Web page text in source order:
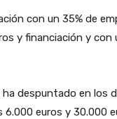
con un 35% de
y financiación y
despuntado en los
euros y 30.000